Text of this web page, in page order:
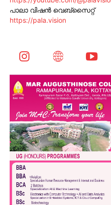
പാലാ വിഷൻ വെബ്സൈറ്റ്
https://pala.vision